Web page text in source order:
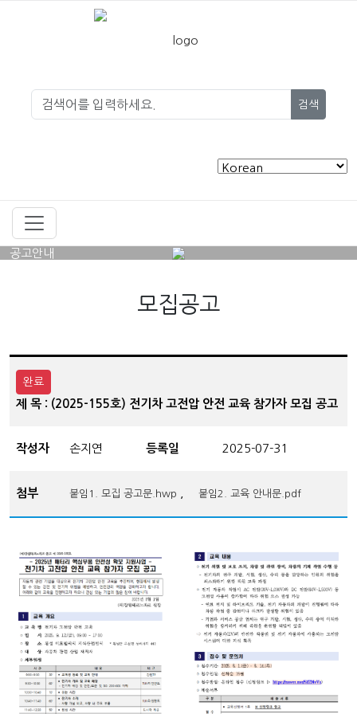
검색
공고안내
모집공고
완료
제 목 : (2025-155호) 전기차 고전압 안전 교육 참가자 모집 공고
작성자 손지연 등록일 2025-07-31
첨부 붙임1. 모집 공고문.hwp 붙임2. 교육 안내문.pdf